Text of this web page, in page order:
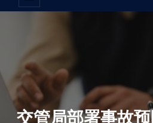
交管局部署事故